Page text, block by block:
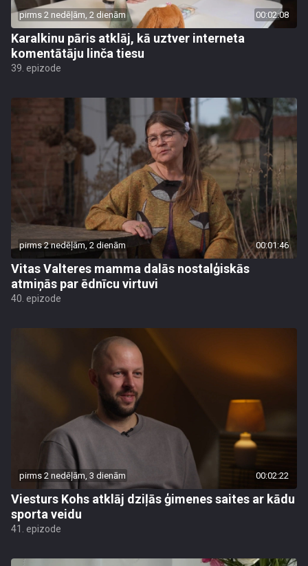
pirms 2 nedēļām, 2 dienām 00:02:08
Karalkinu pāris atklāj, kā uztver interneta
komentātāju linča tiesu
39. epizode
pirms 2 nedēļām, 2 dienām 00:01:46
Vitas Valteres mamma dalās nostalģiskās
atmiņās par ēdnīcu virtuvi
40. epizode
pirms 2 nedēļām, 3 dienām 00:02:22
Viesturs Kohs atklāj dziļās ģimenes saites ar kādu
sporta veidu
41. epizode